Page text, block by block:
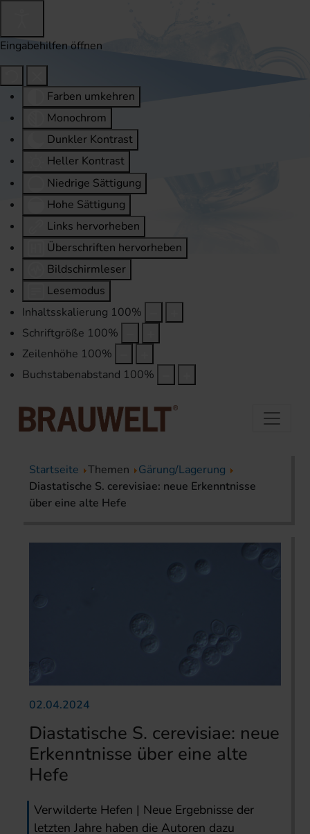
Eingabehilfen öffnen
Farben umkehren
Monochrom
Dunkler Kontrast
Heller Kontrast
Niedrige Sättigung
Hohe Sättigung
Links hervorheben
Überschriften hervorheben
Bildschirmleser
Lesemodus
Inhaltsskalierung 100%
Schriftgröße 100%
Zeilenhöhe 100%
Buchstabenabstand 100%
Startseite Themen
Gärung/Lagerung
Diastatische S. cerevisiae: neue Erkenntnisse
über eine alte Hefe
02.04.2024
Diastatische S. cerevisiae: neue
Erkenntnisse über eine alte
Hefe
Verwilderte Hefen | Neue Ergebnisse der
letzten Jahre haben die Autoren dazu